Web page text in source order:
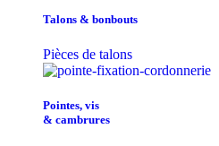
Talons & bonbouts
Pièces de talons
Pointes, vis
& cambrures